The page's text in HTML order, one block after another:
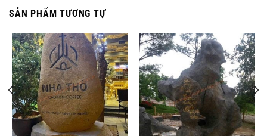
SẢN PHẨM TƯƠNG TỰ